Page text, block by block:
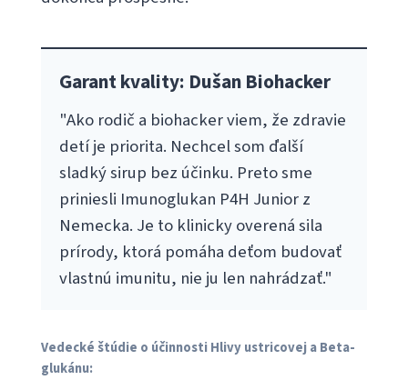
Garant kvality: Dušan Biohacker
"Ako rodič a biohacker viem, že zdravie
detí je priorita. Nechcel som ďalší
sladký sirup bez účinku. Preto sme
priniesli Imunoglukan P4H Junior z
Nemecka. Je to klinicky overená sila
prírody, ktorá pomáha deťom budovať
vlastnú imunitu, nie ju len nahrádzať."
Vedecké štúdie o účinnosti Hlivy ustricovej a Beta-
glukánu: